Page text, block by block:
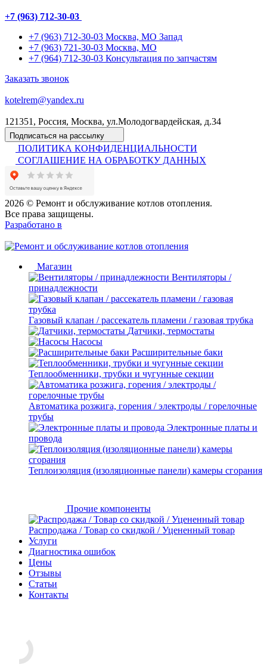
+7 (963) 712-30-03
+7 (963) 712-30-03 Москва, МО Запад
+7 (963) 721-30-03 Москва, МО
+7 (964) 712-30-03 Консультация по запчастям
Заказать звонок
kotelrem@yandex.ru
121351, Россия, Москва, ул.Молодогвардейская, д.34
Подписаться на рассылку
ПОЛИТИКА КОНФИДЕНЦИАЛЬНОСТИ
СОГЛАШЕНИЕ НА ОБРАБОТКУ ДАННЫХ
2026 © Ремонт и обслуживание котлов отопления.
Все права защищены.
Разработано в
Магазин
Вентиляторы /
принадлежности
Газовый клапан / рассекатель пламени / газовая трубка
Датчики, термостаты
Насосы
Расширительные баки
Теплообменники, трубки и чугунные секции
Автоматика розжига, горения / электроды / горелочные
трубы
Электронные платы и
провода
Теплоизоляция (изоляционные панели) камеры сгорания
Прочие компоненты
Распродажа / Товар со скидкой / Уцененный товар
Услуги
Диагностика ошибок
Цены
Отзывы
Статьи
Контакты